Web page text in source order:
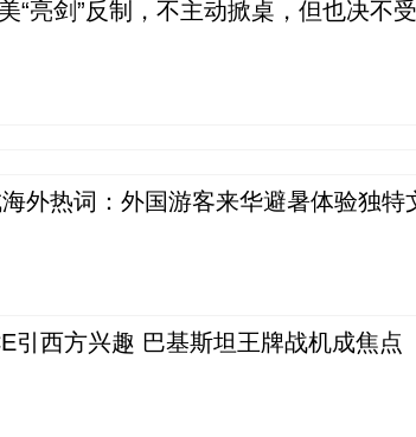
“亮剑”反制，不主动掀桌，但也决不
外热词：外国游客来华避暑体验独特
引西方兴趣 巴基斯坦王牌战机成焦点